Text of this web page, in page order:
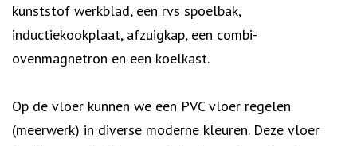
kunststof werkblad, een rvs spoelbak,
inductiekookplaat, afzuigkap, een combi-
ovenmagnetron en een koelkast.
Op de vloer kunnen we een PVC vloer regelen
(meerwerk) in diverse moderne kleuren. Deze vloer